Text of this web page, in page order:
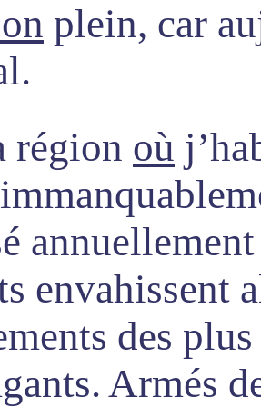
plein, car
région où
envahissent
des
Armés